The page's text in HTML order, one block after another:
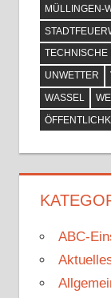
MÜLLINGEN-
TECHNISCHE
UNWETTER
WASSEL
ABC-